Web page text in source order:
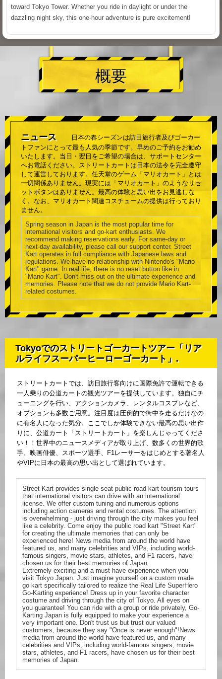
toward Tokyo Tower. Whether you ride in daylight or under the
dazzling night sky, this one-hour adventure is pure excitement!
概要
ニュース
日本の春シーズンは訪日旅行者及びゴーカー
トファンにとって最も人気の季節です。早めのご予約をお勧め
いたします。当日・翌日をご希望の場合は、サポートセンター
へお電話ください。ストリートカートは日本の法令を完全遵守
して運営しております。任天堂のゲーム「マリオカート」とは
一切関係ありません。現実には「マリオカート」のようなリセ
ットボタンはありません。最高の体験と思い出をお見逃しな
く。なお、マリオカート関連コスチュームの提供は行っており
ません。
Spring season in Japan is the most popular time for
international visitors and go-kart enthusiasts. We
recommend making reservations early. For same-day or
next-day availability, please call our support center. Street
Kart operates in full compliance with Japanese laws and
regulations. We have no relationship with Nintendo's "Mario
Kart" game. In real life, there is no reset button like in
"Mario Kart". Don't miss out on the ultimate experience and
memories. Please note that we do not provide Mario Kart-
related costumes.
Tokyoでのストリートゴーカートツアー「リア
ルライフスーパーヒーローゴーカート」.
ストリートカートでは、訪日旅行客向けに国際免許で運転できる
一人乗りの公道カートの観光ツアーを提供しています。独自にチ
ューニングを行い、アクションカメラ、レンタルコスプレなど、
オプションも多数ご用意。注目度は圧倒的で街中を走るだけなの
に有名人になった気分。ここでしか体験できない最高の思い出作
りに、公道カート「ストリートカート」を楽しんじゃってくださ
い！！世界中のニュースメディアが取り上げ、数多くの世界的歌
手、映画俳優、スポーツ選手、F1レーサーをはじめとする著名人
やVIPに日本の最高の思い出として選ばれています。
Street Kart provides single-seat public road kart tourism tours
that international visitors can drive with an international
license. We offer custom tuning and numerous options
including action cameras and rental costumes. The attention
is overwhelming - just driving through the city makes you feel
like a celebrity. Come enjoy the public road kart "Street Kart"
for creating the ultimate memories that can only be
experienced here! News media from around the world have
featured us, and many celebrities and VIPs, including world-
famous singers, movie stars, athletes, and F1 racers, have
chosen us for their best memories of Japan.
Extremely exciting and a must have experience when you
visit Tokyo Japan. Just imagine yourself on a custom made
go kart specifically tailored to realize the Real Life SuperHero
Go-Karting experience! Dress up in your favorite character
costume and driving through the city of Tokyo. All eyes on
you guarantee! You can ride with a group or ride privately, Go-
Karting Japan is fully equipped to make your experience a
very important one. Don't trust us but trust our valued
customers, because they say "Once is never enough"!News
media from around the world have featured us, and many
celebrities and VIPs, including world-famous singers, movie
stars, athletes, and F1 racers, have chosen us for their best
memories of Japan.